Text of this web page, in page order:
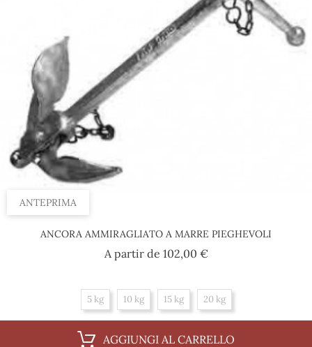
ANTEPRIMA
ANCORA AMMIRAGLIATO A MARRE PIEGHEVOLI
A partir de 102,00 €Prezzo
5 kg 10 kg 15 kg 20 kg
AGGIUNGI AL CARRELLO